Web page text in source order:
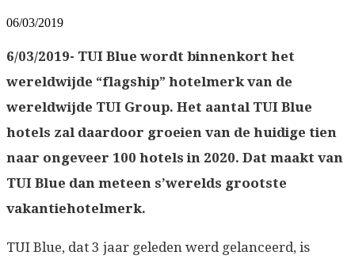
06/03/2019
6/03/2019- TUI Blue wordt binnenkort het
wereldwijde “flagship” hotelmerk van de
wereldwijde TUI Group. Het aantal TUI Blue
hotels zal daardoor groeien van de huidige tien
naar ongeveer 100 hotels in 2020. Dat maakt van
TUI Blue dan meteen s’werelds grootste
vakantiehotelmerk.
TUI Blue, dat 3 jaar geleden werd gelanceerd, is